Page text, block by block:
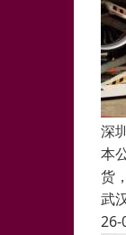
深
本
货
武
26-